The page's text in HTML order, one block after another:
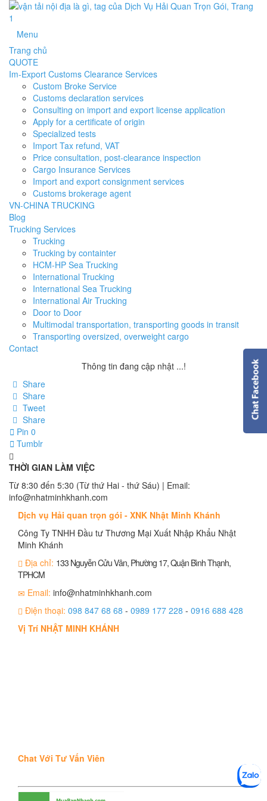
Menu
Trang chủ
QUOTE
Im-Export Customs Clearance Services
Custom Broke Service
Customs declaration services
Consulting on import and export license application
Apply for a certificate of origin
Specialized tests
Import Tax refund, VAT
Price consultation, post-clearance inspection
Cargo Insurance Services
Import and export consignment services
Customs brokerage agent
VN-CHINA TRUCKING
Blog
Trucking Services
Trucking
Trucking by containter
HCM-HP Sea Trucking
International Trucking
International Sea Trucking
International Air Trucking
Door to Door
Multimodal transportation, transporting goods in transit
Transporting oversized, overweight cargo
Contact
Thông tin đang cập nhật ...!
Share
Share
Tweet
Share
Pin 0
Tumblr
THỜI GIAN LÀM VIỆC
Từ 8:30 đến 5:30 (Từ thứ Hai - thứ Sáu) | Email:
info@nhatminhkhanh.com
Dịch vụ Hải quan trọn gói - XNK Nhật Minh Khánh
Công Ty TNHH Đầu tư Thương Mại Xuất Nhập Khẩu Nhật
Minh Khánh
Địa chỉ: 133 Nguyễn Cửu Vân, Phường 17, Quận Bình Thạnh,
TPHCM
Email: info@nhatminhkhanh.com
Điện thoại: 098 847 68 68 - 0989 177 228 - 0916 688 428
Vị Trí NHẬT MINH KHÁNH
Chat Với Tư Vấn Viên